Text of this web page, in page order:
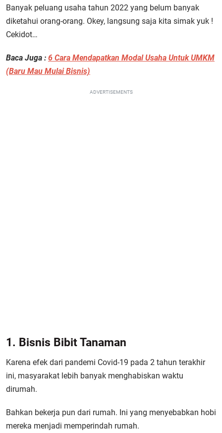
Banyak peluang usaha tahun 2022 yang belum banyak
diketahui orang-orang. Okey, langsung saja kita simak yuk !
Cekidot…
Baca Juga : 6 Cara Mendapatkan Modal Usaha Untuk UMKM
(Baru Mau Mulai Bisnis)
ADVERTISEMENTS
1. Bisnis Bibit Tanaman
Karena efek dari pandemi Covid-19 pada 2 tahun terakhir
ini, masyarakat lebih banyak menghabiskan waktu
dirumah.
Bahkan bekerja pun dari rumah. Ini yang menyebabkan hobi
mereka menjadi memperindah rumah.